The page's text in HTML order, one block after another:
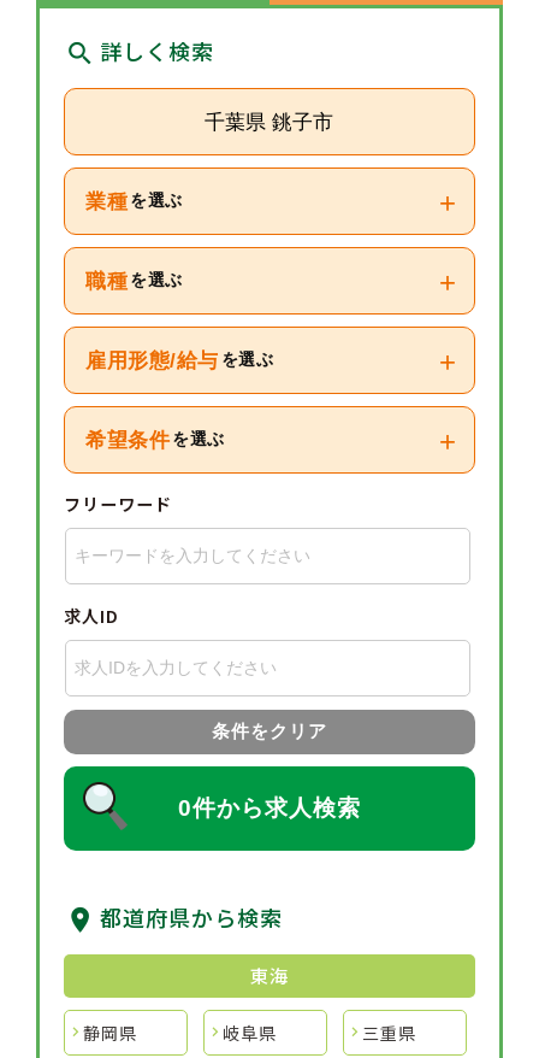
詳しく検索
千葉県 銚子市
業種 を選ぶ +
職種 を選ぶ +
雇用形態/給与 を選ぶ +
希望条件 を選ぶ +
フリーワード
求人ID
条件をクリア
0件から求人検索
都道府県から検索
東海
静岡県 岐阜県 三重県